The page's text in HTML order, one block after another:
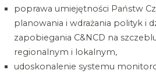
poprawa umiejętności Państw
planowania i wdrażania polityk i
zapobiegania C&NCD na
regionalnym i lokalnym,
udoskonalenie systemu